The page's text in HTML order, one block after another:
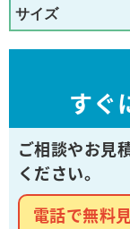
サイズ
すぐ
ご相談やお見
ください。
電話で無料